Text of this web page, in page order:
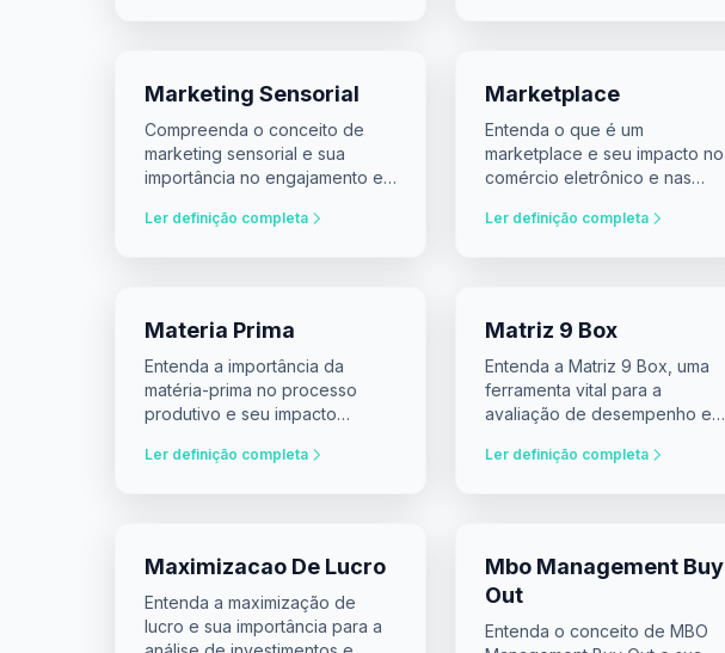
Marketing Sensorial
Compreenda o conceito de
marketing sensorial e sua
importância no engajamento e
Ler definição completa
Marketplace
Entenda o que é um
marketplace e seu impacto no
comércio eletrônico e nas
Ler definição completa
Materia Prima
Entenda a importância da
matéria-prima no processo
produtivo e seu impacto
Ler definição completa
Matriz 9 Box
Entenda a Matriz 9 Box, uma
ferramenta vital para a
avaliação de desempenho e
Ler definição completa
Maximizacao De Lucro
Entenda a maximização de
lucro e sua importância para a
Mbo Management Buy
Out
Entenda o conceito de MBO